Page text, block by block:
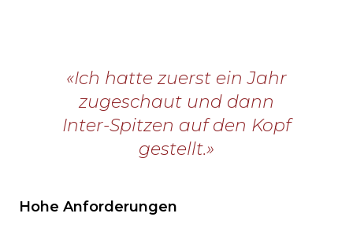
«Ich hatte zuerst ein Jahr
zugeschaut und dann
Inter-Spitzen auf den Kopf
gestellt.»
Hohe Anforderungen